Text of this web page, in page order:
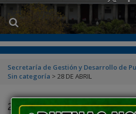
Secretaría de Gestión y Desarrollo de
Sin categoría > 28 DE ABRIL
28 DE ABRIL